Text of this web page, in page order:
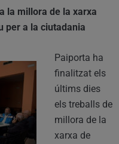
la millora de la xarxa
per a la ciutadania
Paiporta ha
finalitzat els
últims dies
els treballs de
millora de la
xarxa de